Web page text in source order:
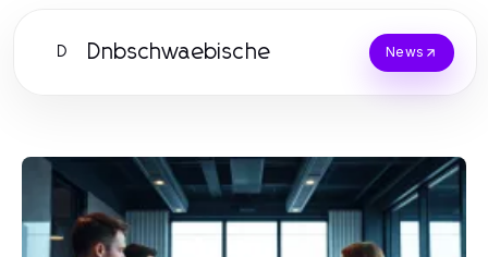
D Dnbschwaebische News